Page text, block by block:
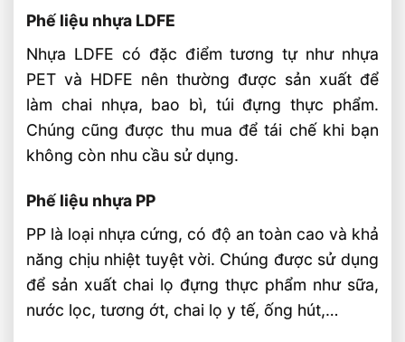
Phế liệu nhựa LDFE
Nhựa LDFE có đặc điểm tương tự như nhựa
PET và HDFE nên thường được sản xuất để
làm chai nhựa, bao bì, túi đựng thực phẩm.
Chúng cũng được thu mua để tái chế khi bạn
không còn nhu cầu sử dụng.
Phế liệu nhựa PP
PP là loại nhựa cứng, có độ an toàn cao và khả
năng chịu nhiệt tuyệt vời. Chúng được sử dụng
để sản xuất chai lọ đựng thực phẩm như sữa,
nước lọc, tương ớt, chai lọ y tế, ống hút,…